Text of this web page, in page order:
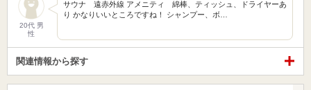
20代 男
性
サウナ 遠赤外線 アメニティ 綿棒、ティッシュ、ドライヤーあ
り かなりいいところですね！ シャンプー、ボ…
関連情報から探す